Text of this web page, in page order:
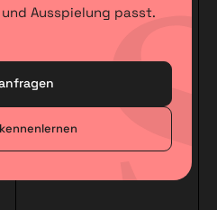
Ausspielung passt.